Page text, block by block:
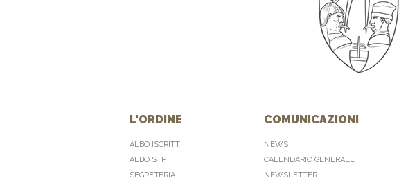
L'ORDINE
ALBO ISCRITTI
ALBO STP
SEGRETERIA
COMUNICAZIONI
NEWS
CALENDARIO GENERALE
NEWSLETTER